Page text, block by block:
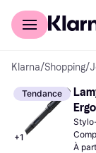
Acheter avec Klarna
Klarna/Shopping/
Tendance
+1
À